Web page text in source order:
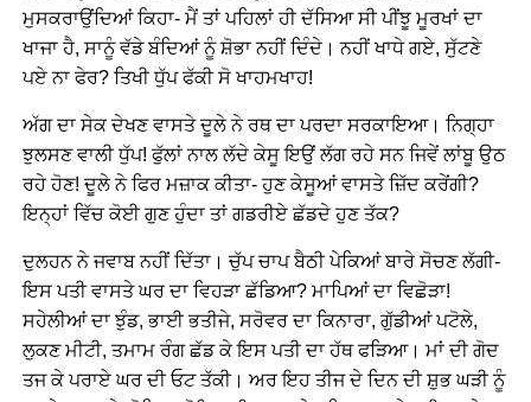
ਮੁਸਕਰਾਉਂਦਿਆਂ ਕਿਹਾ- ਮੈਂ ਤਾਂ ਪਹਿਲਾਂ ਹੀ ਦੱਸਿਆ ਸੀ ਪੀਂਝੂ ਮੂਰਖਾਂ ਦਾ
ਖਾਜਾ ਹੈ, ਸਾਨੂੰ ਵੱਡੇ ਬੰਦਿਆਂ ਨੂੰ ਸ਼ੋਭਾ ਨਹੀਂ ਦਿੰਦੇ। ਨਹੀਂ ਖਾਧੇ ਗਏ, ਸੁੱਟਣੇ
ਪਏ ਨਾ ਫੇਰ? ਤਿਖੀ ਧੁੱਪ ਫੱਕੀ ਸੋ ਖਾਹਮਖਾਹ!
ਅੱਗ ਦਾ ਸੇਕ ਦੇਖਣ ਵਾਸਤੇ ਦੂਲੇ ਨੇ ਰਥ ਦਾ ਪਰਦਾ ਸਰਕਾਇਆ। ਨਿਗ੍ਹਾ
ਝੁਲਸਣ ਵਾਲੀ ਧੁੱਪ! ਫੁੱਲਾਂ ਨਾਲ ਲੱਦੇ ਕੇਸੂ ਇਉਂ ਲੱਗ ਰਹੇ ਸਨ ਜਿਵੇਂ ਲਾਂਬੂ ਉਠ
ਰਹੇ ਹੋਣ! ਦੂਲੇ ਨੇ ਫਿਰ ਮਜ਼ਾਕ ਕੀਤਾ- ਹੁਣ ਕੇਸੂਆਂ ਵਾਸਤੇ ਜ਼ਿੱਦ ਕਰੇਂਗੀ?
ਇਨ੍ਹਾਂ ਵਿੱਚ ਕੋਈ ਗੁਣ ਹੁੰਦਾ ਤਾਂ ਗਡਰੀਏ ਛੱਡਦੇ ਹੁਣ ਤੱਕ?
ਦੁਲਹਨ ਨੇ ਜਵਾਬ ਨਹੀਂ ਦਿੱਤਾ। ਚੁੱਪ ਚਾਪ ਬੈਠੀ ਪੇਕਿਆਂ ਬਾਰੇ ਸੋਚਣ ਲੱਗੀ-
ਇਸ ਪਤੀ ਵਾਸਤੇ ਘਰ ਦਾ ਵਿਹੜਾ ਛੱਡਿਆ? ਮਾਪਿਆਂ ਦਾ ਵਿਛੋੜਾ!
ਸਹੇਲੀਆਂ ਦਾ ਝੁੰਡ, ਭਾਈ ਭਤੀਜੇ, ਸਰੋਵਰ ਦਾ ਕਿਨਾਰਾ, ਗੁੱਡੀਆਂ ਪਟੋਲੇ,
ਲੁਕਣ ਮੀਟੀ, ਤਮਾਮ ਰੰਗ ਛੱਡ ਕੇ ਇਸ ਪਤੀ ਦਾ ਹੱਥ ਫੜਿਆ। ਮਾਂ ਦੀ ਗੋਦ
ਤਜ ਕੇ ਪਰਾਏ ਘਰ ਦੀ ਓਟ ਤੱਕੀ। ਅਰ ਇਹ ਤੀਜ ਦੇ ਦਿਨ ਦੀ ਸ਼ੁਭ ਘੜੀ ਨੂੰ